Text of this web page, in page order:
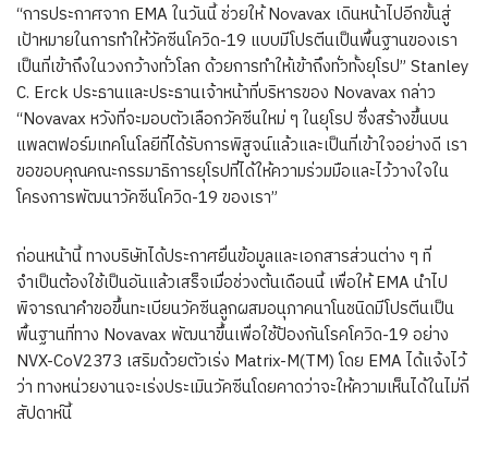
“การประกาศจาก EMA ในวันนี้ ช่วยให้ Novavax เดินหน้าไปอีกขั้นสู่
เป้าหมายในการทำให้วัคซีนโควิด-19 แบบมีโปรตีนเป็นพื้นฐานของเรา
เป็นที่เข้าถึงในวงกว้างทั่วโลก ด้วยการทำให้เข้าถึงทั่วทั้งยุโรป” Stanley
C. Erck ประธานและประธานเจ้าหน้าที่บริหารของ Novavax กล่าว
“Novavax หวังที่จะมอบตัวเลือกวัคซีนใหม่ ๆ ในยุโรป ซึ่งสร้างขึ้นบน
แพลตฟอร์มเทคโนโลยีที่ได้รับการพิสูจน์แล้วและเป็นที่เข้าใจอย่างดี เรา
ขอขอบคุณคณะกรรมาธิการยุโรปที่ได้ให้ความร่วมมือและไว้วางใจใน
โครงการพัฒนาวัคซีนโควิด-19 ของเรา”
ก่อนหน้านี้ ทางบริษัทได้ประกาศยื่นข้อมูลและเอกสารส่วนต่าง ๆ ที่
จำเป็นต้องใช้เป็นอันแล้วเสร็จเมื่อช่วงต้นเดือนนี้ เพื่อให้ EMA นำไป
พิจารณาคำขอขึ้นทะเบียนวัคซีนลูกผสมอนุภาคนาโนชนิดมีโปรตีนเป็น
พื้นฐานที่ทาง Novavax พัฒนาขึ้นเพื่อใช้ป้องกันโรคโควิด-19 อย่าง
NVX-CoV2373 เสริมด้วยตัวเร่ง Matrix-M(TM) โดย EMA ได้แจ้งไว้
ว่า ทางหน่วยงานจะเร่งประเมินวัคซีนโดยคาดว่าจะให้ความเห็นได้ในไม่กี่
สัปดาห์นี้